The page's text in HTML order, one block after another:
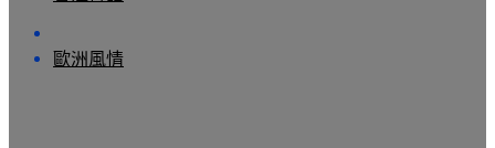
歐洲風情